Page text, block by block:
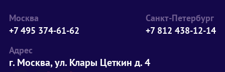
Москва
+7 495 374-61-62
Санкт-Петербург
+7 812 438-12-14
Адрес
г. Москва, ул. Клары Цеткин д. 4